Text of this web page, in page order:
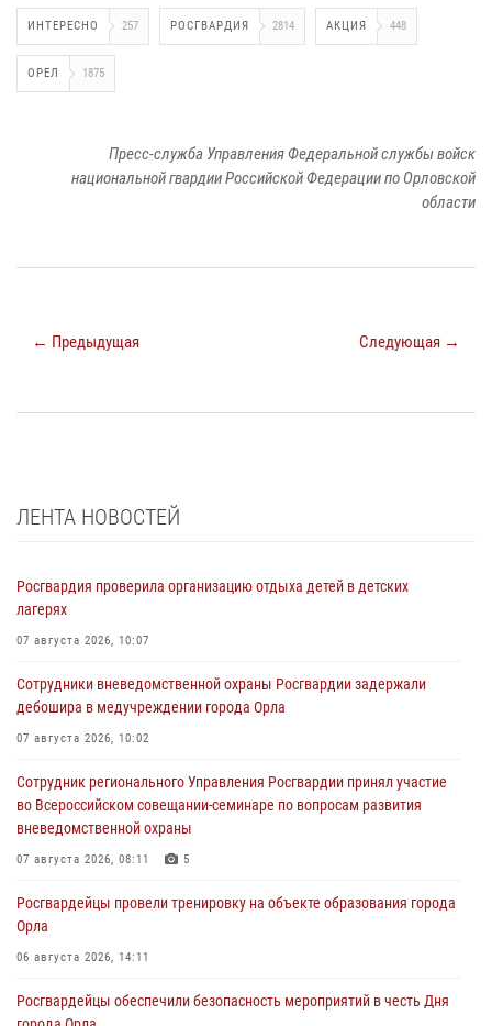
ИНТЕРЕСНО 257 РОСГВАРДИЯ 2814 АКЦИЯ 448
ОРЕЛ 1875
Пресс-служба Управления Федеральной службы войск
национальной гвардии Российской Федерации по Орловской
области
← Предыдущая Следующая →
ЛЕНТА НОВОСТЕЙ
Росгвардия проверила организацию отдыха детей в детских
лагерях
07 августа 2026, 10:07
Сотрудники вневедомственной охраны Росгвардии задержали
дебошира в медучреждении города Орла
07 августа 2026, 10:02
Сотрудник регионального Управления Росгвардии принял участие
во Всероссийском совещании-семинаре по вопросам развития
вневедомственной охраны
07 августа 2026, 08:11 5
Росгвардейцы провели тренировку на объекте образования города
Орла
06 августа 2026, 14:11
Росгвардейцы обеспечили безопасность мероприятий в честь Дня